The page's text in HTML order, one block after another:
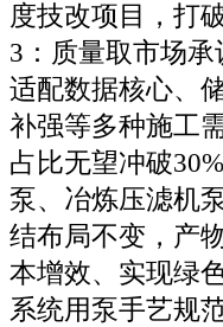
度技改项目，打
3：质量取市场
适配数据核心、
补强等多种施工
占比无望冲破
泵、冶炼压滤机
结布局不变，产
本增效、实现绿
系统用泵手艺规